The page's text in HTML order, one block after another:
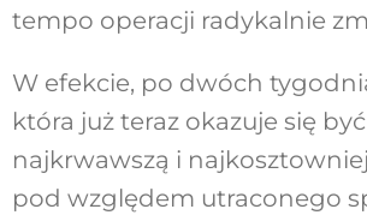
tempo operacji radykalnie
W efekcie, po dwóch
która już teraz okazuje się
najkrwawszą i
pod względem utraconego